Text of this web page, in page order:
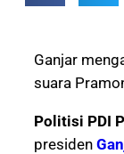
Ganjar
suara
Politisi PDI
presiden